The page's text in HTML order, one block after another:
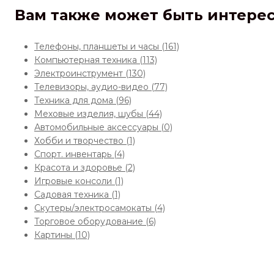
Вам также может быть
Телефоны, планшеты и часы (161)
Компьютерная техника (113)
Электроинструмент (130)
Телевизоры, аудио-видео (77)
Техника для дома (96)
Меховые изделия, шубы (44)
Автомобильные аксессуары (0)
Хобби и творчество (1)
Спорт. инвентарь (4)
Красота и здоровье (2)
Игровые консоли (1)
Садовая техника (1)
Скутеры/электросамокаты (4)
Торговое оборудование (6)
Картины (10)